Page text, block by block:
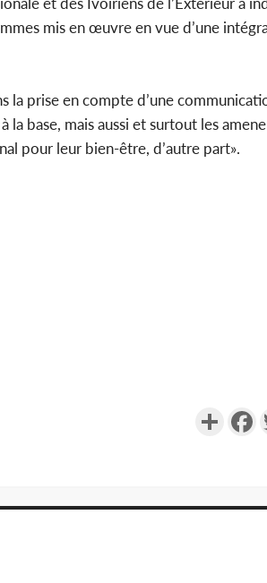
mis en œuvre en vue d’une
prise en compte d’une
base, mais aussi et surtout les
pour leur bien-être, d’autre part».